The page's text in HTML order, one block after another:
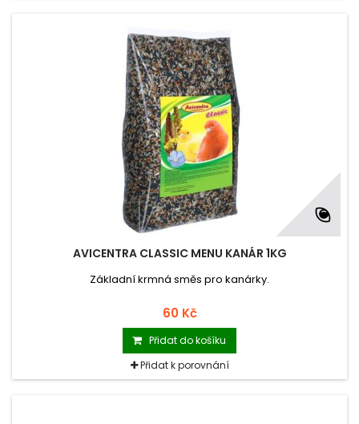
AVICENTRA CLASSIC MENU KANÁR 1KG
Základní krmná směs pro kanárky.
60 Kč
Přidat do košíku
Přidat k porovnání